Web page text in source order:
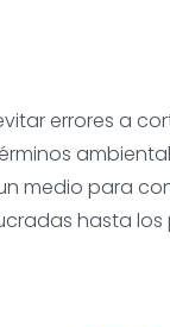
errores a
medio para
hasta